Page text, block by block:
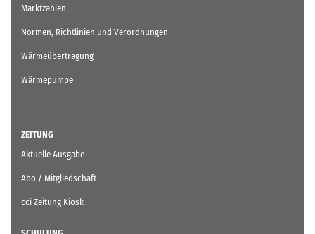
Marktzahlen
Normen, Richtlinien und Verordnungen
Wärmeübertragung
Wärmepumpe
ZEITUNG
Aktuelle Ausgabe
Abo / Mitgliedschaft
cci Zeitung Kiosk